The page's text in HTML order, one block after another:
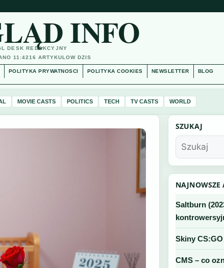
INFO
DESK REDAKCYJNY
11:4216 ARTYKULOW DZIS
POLITYKA PRYWATNOSCI POLITYKA COOKIES NEWSLETTER BLOG
MOVIE CASTS POLITICS TECH TV CASTS WORLD
SZUKAJ
NAJNOWSZE
Saltburn
Skiny
CMS – co